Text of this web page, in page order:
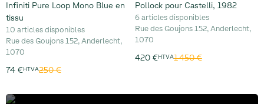
Infiniti Pure Loop Mono Blue en
tissu
10 articles disponibles
Rue des Goujons 152, Anderlecht,
1070
74 €HTVA250 €
Pollock pour Castelli, 1982
6 articles disponibles
Rue des Goujons 152, Anderlecht,
1070
420 €HTVA1 450 €